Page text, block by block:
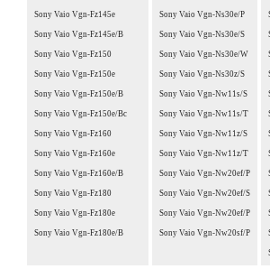
Sony Vaio Vgn-Fz145e
Sony Vaio Vgn-Fz145e/B
Sony Vaio Vgn-Fz150
Sony Vaio Vgn-Fz150e
Sony Vaio Vgn-Fz150e/B
Sony Vaio Vgn-Fz150e/Bc
Sony Vaio Vgn-Fz160
Sony Vaio Vgn-Fz160e
Sony Vaio Vgn-Fz160e/B
Sony Vaio Vgn-Fz180
Sony Vaio Vgn-Fz180e
Sony Vaio Vgn-Fz180e/B
Sony Vaio Vgn-Ns30e/P
Sony Vaio Vgn-Ns30e/S
Sony Vaio Vgn-Ns30e/W
Sony Vaio Vgn-Ns30z/S
Sony Vaio Vgn-Nw11s/S
Sony Vaio Vgn-Nw11s/T
Sony Vaio Vgn-Nw11z/S
Sony Vaio Vgn-Nw11z/T
Sony Vaio Vgn-Nw20ef/P
Sony Vaio Vgn-Nw20ef/S
Sony Vaio Vgn-Nw20ef/P
Sony Vaio Vgn-Nw20sf/P